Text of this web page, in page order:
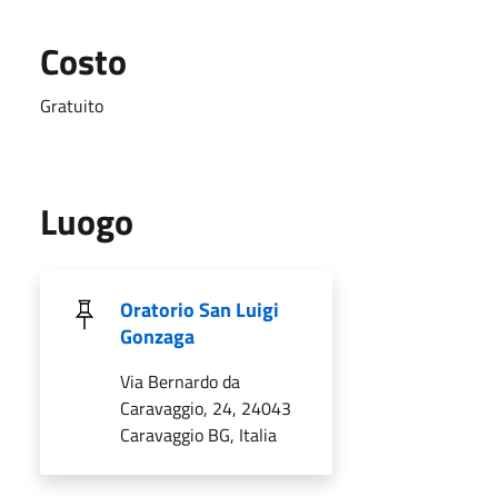
Costo
Gratuito
Luogo
Oratorio San Luigi
Gonzaga
Via Bernardo da
Caravaggio, 24, 24043
Caravaggio BG, Italia